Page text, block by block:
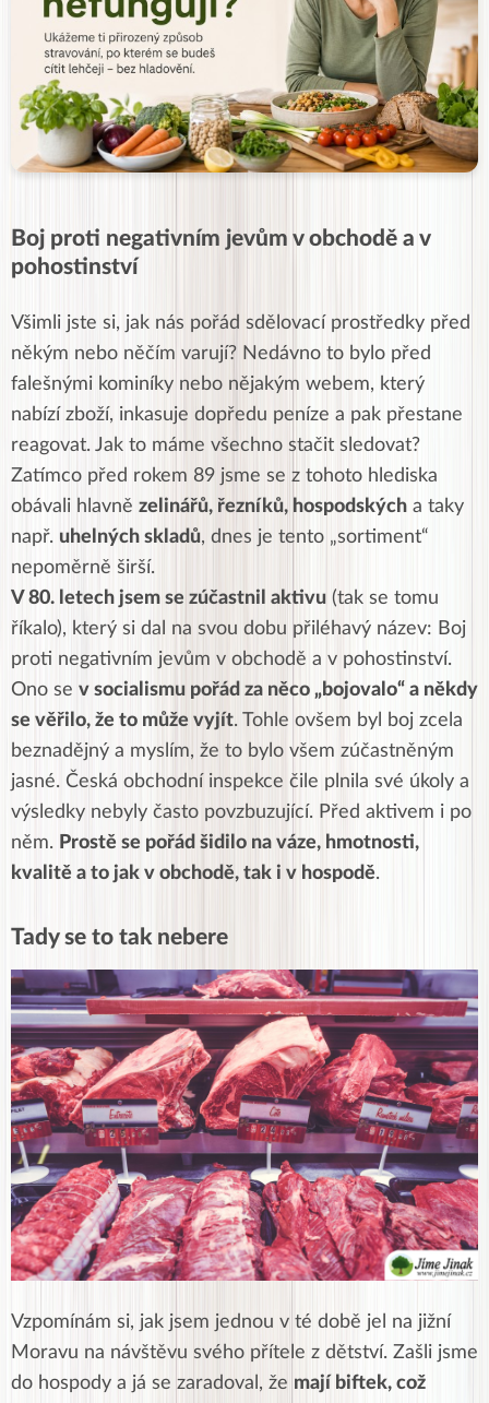
Boj proti negativním jevům v obchodě a v
pohostinství
Všimli jste si, jak nás pořád sdělovací prostředky před
někým nebo něčím varují? Nedávno to bylo před
falešnými kominíky nebo nějakým webem, který
nabízí zboží, inkasuje dopředu peníze a pak přestane
reagovat. Jak to máme všechno stačit sledovat?
Zatímco před rokem 89 jsme se z tohoto hlediska
obávali hlavně zelinářů, řezníků, hospodských a taky
např. uhelných skladů, dnes je tento „sortiment“
nepoměrně širší.
V 80. letech jsem se zúčastnil aktivu (tak se tomu
říkalo), který si dal na svou dobu přiléhavý název: Boj
proti negativním jevům v obchodě a v pohostinství.
Ono se v socialismu pořád za něco „bojovalo“ a někdy
se věřilo, že to může vyjít. Tohle ovšem byl boj zcela
beznadějný a myslím, že to bylo všem zúčastněným
jasné. Česká obchodní inspekce čile plnila své úkoly a
výsledky nebyly často povzbuzující. Před aktivem i po
něm. Prostě se pořád šidilo na váze, hmotnosti,
kvalitě a to jak v obchodě, tak i v hospodě.
Tady se to tak nebere
Vzpomínám si, jak jsem jednou v té době jel na jižní
Moravu na návštěvu svého přítele z dětství. Zašli jsme
do hospody a já se zaradoval, že mají biftek, což